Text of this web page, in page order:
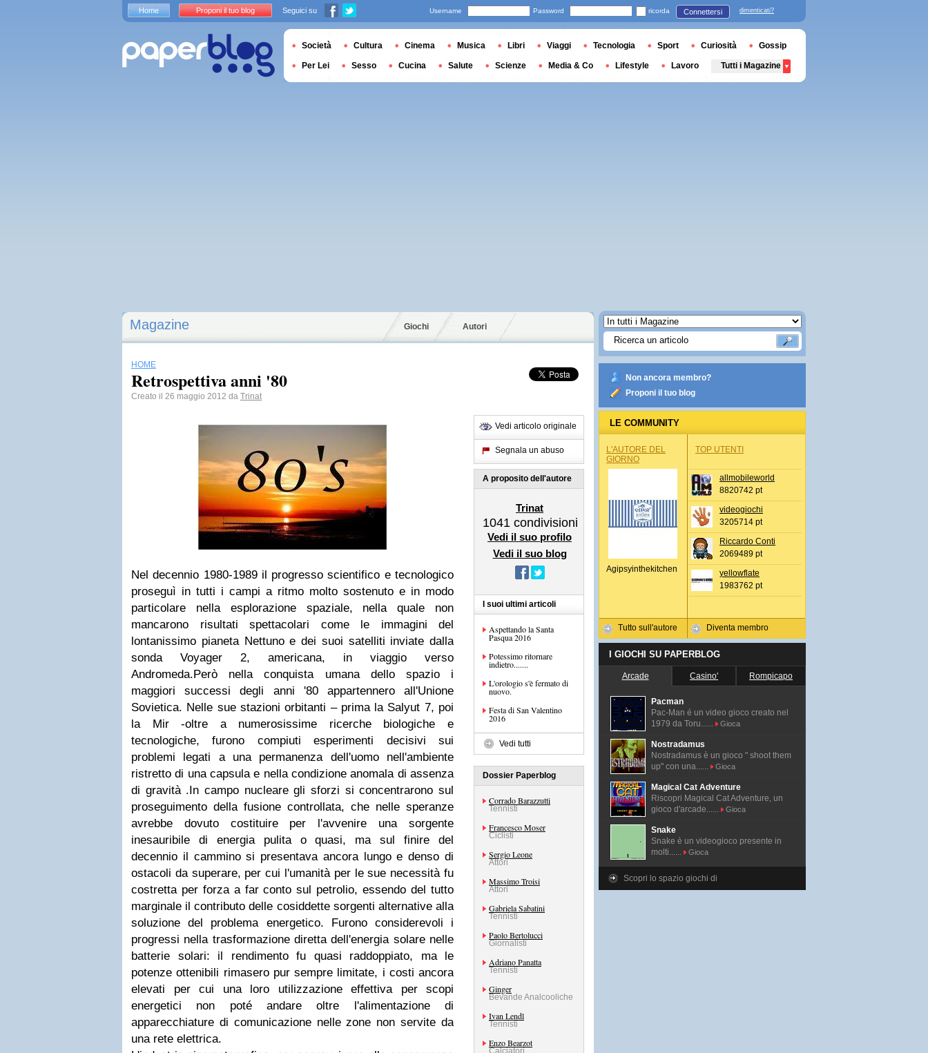
Magazine Giochi Autori
HOME
Retrospettiva anni '80
Creato il 26 maggio 2012 da Trinat
Nel decennio 1980-1989 il progresso scientifico e tecnologico
proseguì in tutti i campi a ritmo molto sostenuto e in modo
particolare nella esplorazione spaziale, nella quale non
mancarono risultati spettacolari come le immagini del
lontanissimo pianeta Nettuno e dei suoi satelliti inviate dalla
sonda Voyager 2, americana, in viaggio verso
Andromeda.Però nella conquista umana dello spazio i
maggiori successi degli anni '80 appartennero all'Unione
Sovietica. Nelle sue stazioni orbitanti – prima la Salyut 7, poi
la Mir -oltre a numerosissime ricerche biologiche e
tecnologiche, furono compiuti esperimenti decisivi sui
problemi legati a una permanenza dell'uomo nell'ambiente
ristretto di una capsula e nella condizione anomala di assenza
di gravità .In campo nucleare gli sforzi si concentrarono sul
proseguimento della fusione controllata, che nelle speranze
avrebbe dovuto costituire per l'avvenire una sorgente
inesauribile di energia pulita o quasi, ma sul finire del
decennio il cammino si presentava ancora lungo e denso di
ostacoli da superare, per cui l'umanità per le sue necessità fu
costretta per forza a far conto sul petrolio, essendo del tutto
marginale il contributo delle cosiddette sorgenti alternative alla
soluzione del problema energetico. Furono considerevoli i
progressi nella trasformazione diretta dell'energia solare nelle
batterie solari: il rendimento fu quasi raddoppiato, ma le
potenze ottenibili rimasero pur sempre limitate, i costi ancora
elevati per cui una loro utilizzazione effettiva per scopi
energetici non poté andare oltre l'alimentazione di
apparecchiature di comunicazione nelle zone non servite da
una rete elettrica.
Vedi articolo originale
Segnala un abuso
A proposito dell'autore
Trinat
1041 condivisioni
Vedi il suo profilo
Vedi il suo blog
I suoi ultimi articoli
Aspettando la Santa
Pasqua 2016
Potessimo ritornare
indietro.......
L'orologio s'è fermato di
nuovo.
Festa di San Valentino
2016
Vedi tutti
Dossier Paperblog
Corrado Barazzutti
Tennisti
Francesco Moser
Ciclisti
Sergio Leone
Attori
Massimo Troisi
Attori
Gabriela Sabatini
Tennisti
Paolo Bertolucci
Giornalisti
Adriano Panatta
Tennisti
Ginger
Bevande Analcooliche
Ivan Lendl
Tennisti
Enzo Bearzot
Calciatori
Non ancora membro?
Proponi il tuo blog
LE COMMUNITY
L'AUTORE DEL
GIORNO
Agipsyinthekitchen
Tutto sull'autore
TOP UTENTI
allmobileworld
8820742 pt
videogiochi
3205714 pt
Riccardo Conti
2069489 pt
yellowflate
1983762 pt
Diventa membro
I GIOCHI SU PAPERBLOG
Arcade Casino' Rompicapo
Pacman
Pac-Man é un video gioco creato nel
1979 da Toru......
Gioca
Nostradamus
Nostradamus è un gioco " shoot them
up" con una......
Gioca
Magical Cat Adventure
Riscopri Magical Cat Adventure, un
gioco d'arcade......
Gioca
Snake
Snake è un videogioco presente in
molti......
Gioca
Scopri lo spazio giochi di
Home Proponi il tuo blog Seguici su Username Password ricorda Connettersi dimenticati?
Società Cultura Cinema Musica Libri Viaggi Tecnologia Sport Curiosità Gossip
Per Lei Sesso Cucina Salute Scienze Media & Co Lifestyle Lavoro Tutti i Magazine